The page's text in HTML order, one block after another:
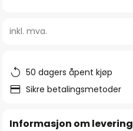
bildegalleri
inkl. mva.
50 dagers åpent kjøp
Sikre betalingsmetoder
Informasjon om levering